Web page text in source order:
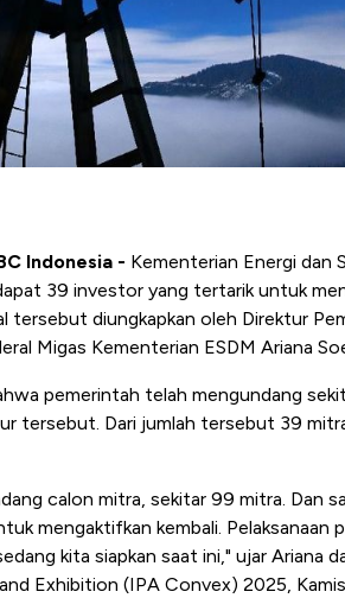
Indonesia - Kementerian Energi dan
39 investor yang tertarik untuk
tersebut diungkapkan oleh Direktur
Migas Kementerian ESDM Ariana
pemerintah telah mengundang
tersebut. Dari jumlah tersebut 39
calon mitra, sekitar 99 mitra. Dan
mengaktifkan kembali. Pelaksanaan
kita siapkan saat ini," ujar Ariana
Exhibition (IPA Convex) 2025,